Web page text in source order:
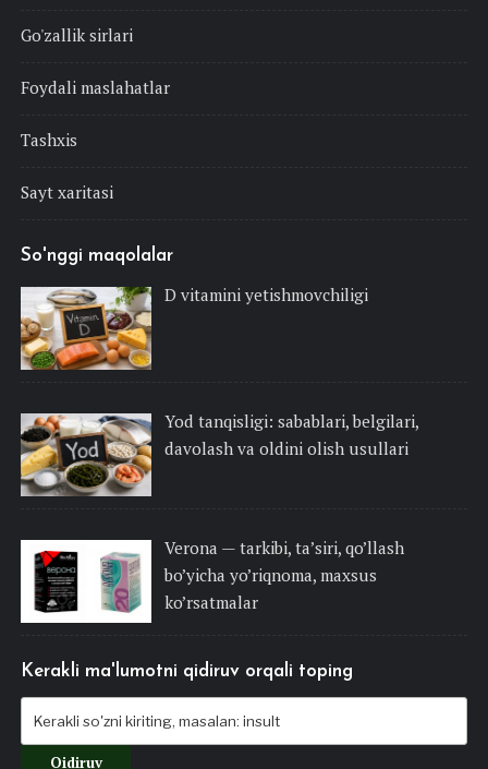
Go'zallik sirlari
Foydali maslahatlar
Tashxis
Sayt xaritasi
So'nggi maqolalar
D vitamini yetishmovchiligi
Yod tanqisligi: sabablari, belgilari,
davolash va oldini olish usullari
Verona — tarkibi, ta’siri, qo’llash
bo’yicha yo’riqnoma, maxsus
ko’rsatmalar
Kerakli ma'lumotni qidiruv orqali toping